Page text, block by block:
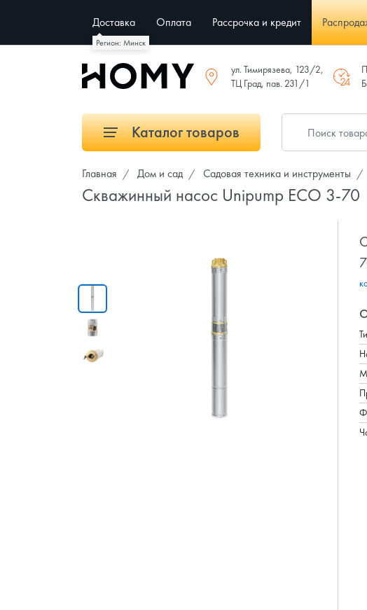
Регион: Минск
Доставка Оплата Рассрочка и кредит
ул. Тимирязева, 123/2,
ТЦ Град, пав. 231/1
Каталог товаров
Главная Дом и сад Садовая техника и инструменты
Скважинный насос Unipump ECO 3-70